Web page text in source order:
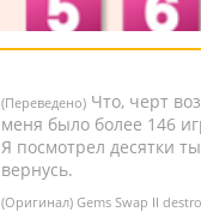
(Переведено) Что, черт
меня было более 146
Я посмотрел десятки
вернусь.
(Оригинал) Gems Swap II